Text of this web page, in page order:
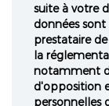
suite à votre
données
prestataire
la
notamment
d'opposition
personnelles